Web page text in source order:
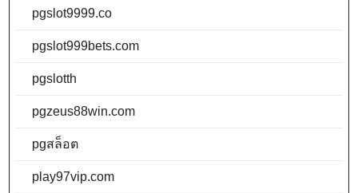
pgslot9999.co
pgslot999bets.com
pgslotth
pgzeus88win.com
pgสล็อต
play97vip.com